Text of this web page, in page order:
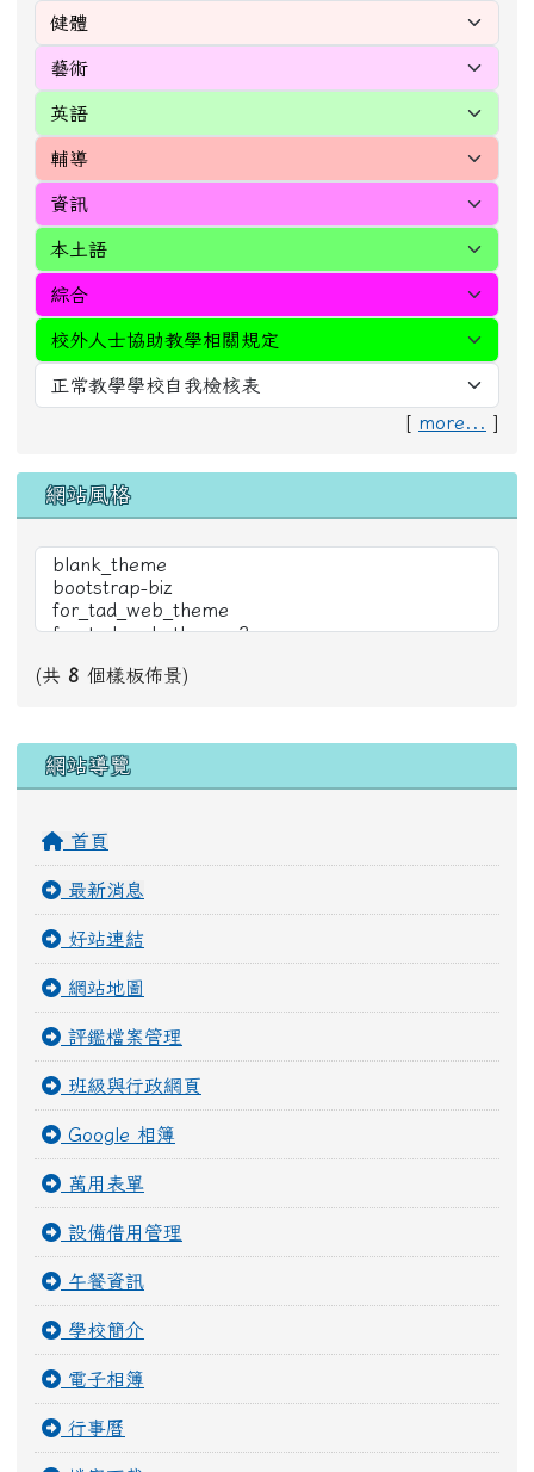
[ more... ]
網站風格
(共 8 個樣板佈景)
右邊區域內容
網站導覽
首頁
最新消息
好站連結
網站地圖
評鑑檔案管理
班級與行政網頁
Google 相簿
萬用表單
設備借用管理
午餐資訊
學校簡介
電子相簿
行事曆